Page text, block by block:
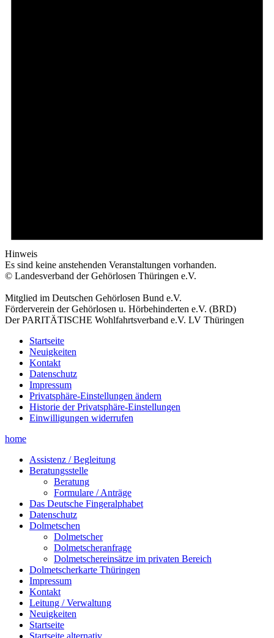
Hinweis
Es sind keine anstehenden Veranstaltungen vorhanden.
© Landesverband der Gehörlosen Thüringen e.V.
Mitglied im Deutschen Gehörlosen Bund e.V.
Förderverein der Gehörlosen u. Hörbehinderten e.V. (BRD)
Der PARITÄTISCHE Wohlfahrtsverband e.V. LV Thüringen
Startseite
Neuigkeiten
Kontakt
Datenschutz
Impressum
Privatsphäre-Einstellungen ändern
Historie der Privatsphäre-Einstellungen
Einwilligungen widerrufen
home
Assistenz / Begleitung
Beratungsstelle
Beratung
Formulare / Anträge
Das Deutsche Fingeralphabet
Datenschutz
Dolmetschen
Dolmetscher
Dolmetscheranfrage
Dolmetschereinsätze im privaten Bereich
Dolmetscherkarte Thüringen
Impressum
Kontakt
Leitung / Verwaltung
Neuigkeiten
Startseite
Startseite alternativ